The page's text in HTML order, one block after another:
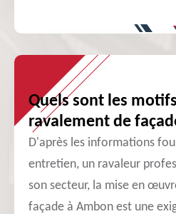
Quels sont les
ravalement de
D'après les informations
entretien, un ravaleur
son secteur, la mise en
façade à Ambon est une